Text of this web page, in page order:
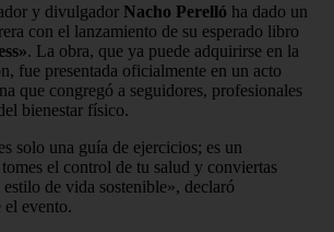
y divulgador Nacho Perelló ha dado un
con el lanzamiento de su esperado libro
. La obra, que ya puede adquirirse en la
fue presentada oficialmente en un acto
que congregó a seguidores, profesionales
bienestar físico.
solo una guía de ejercicios; es un
el control de tu salud y conviertas
de vida sostenible», declaró
el evento.